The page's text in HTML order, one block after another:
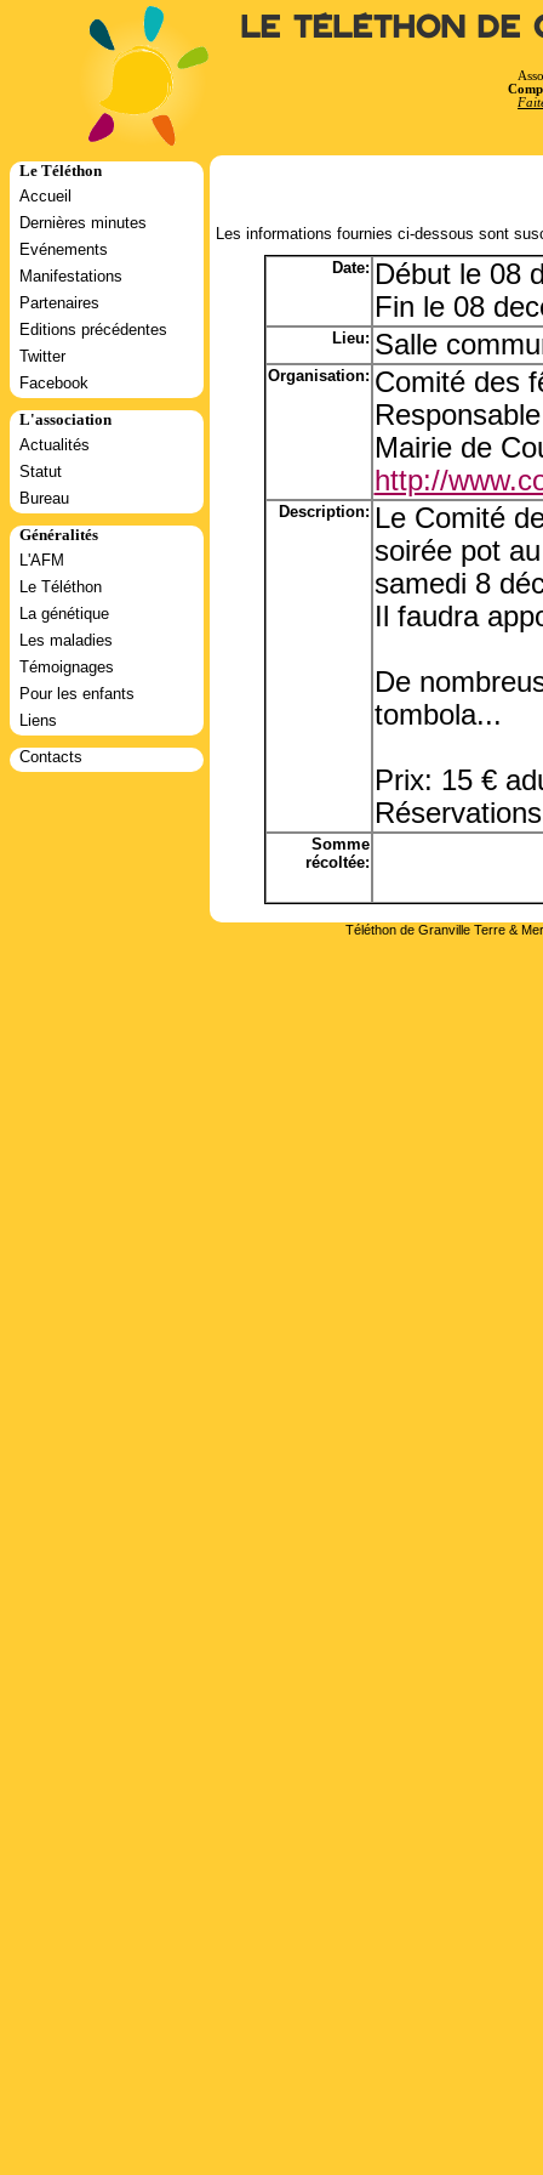
Le Téléthon de
Le Téléthon
Accueil
Dernières minutes
Evénements
Manifestations
Partenaires
Editions précédentes
Twitter
Facebook
L'association
Actualités
Statut
Bureau
Généralités
L'AFM
Le Téléthon
La génétique
Les maladies
Témoignages
Pour les enfants
Liens
Contacts
Les informations fournies ci-dessous sont
Date: Début le 08
Fin le 08
Lieu: Salle
Organisation: Comité des
Mairie de
http://
Description: Le Comité
soirée pot
samedi 8
Il faudra
De
tombola...
Prix: 15 €
Somme
récoltée:
Téléthon de Granville Terre &